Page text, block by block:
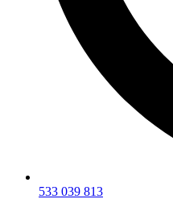
533 039 813